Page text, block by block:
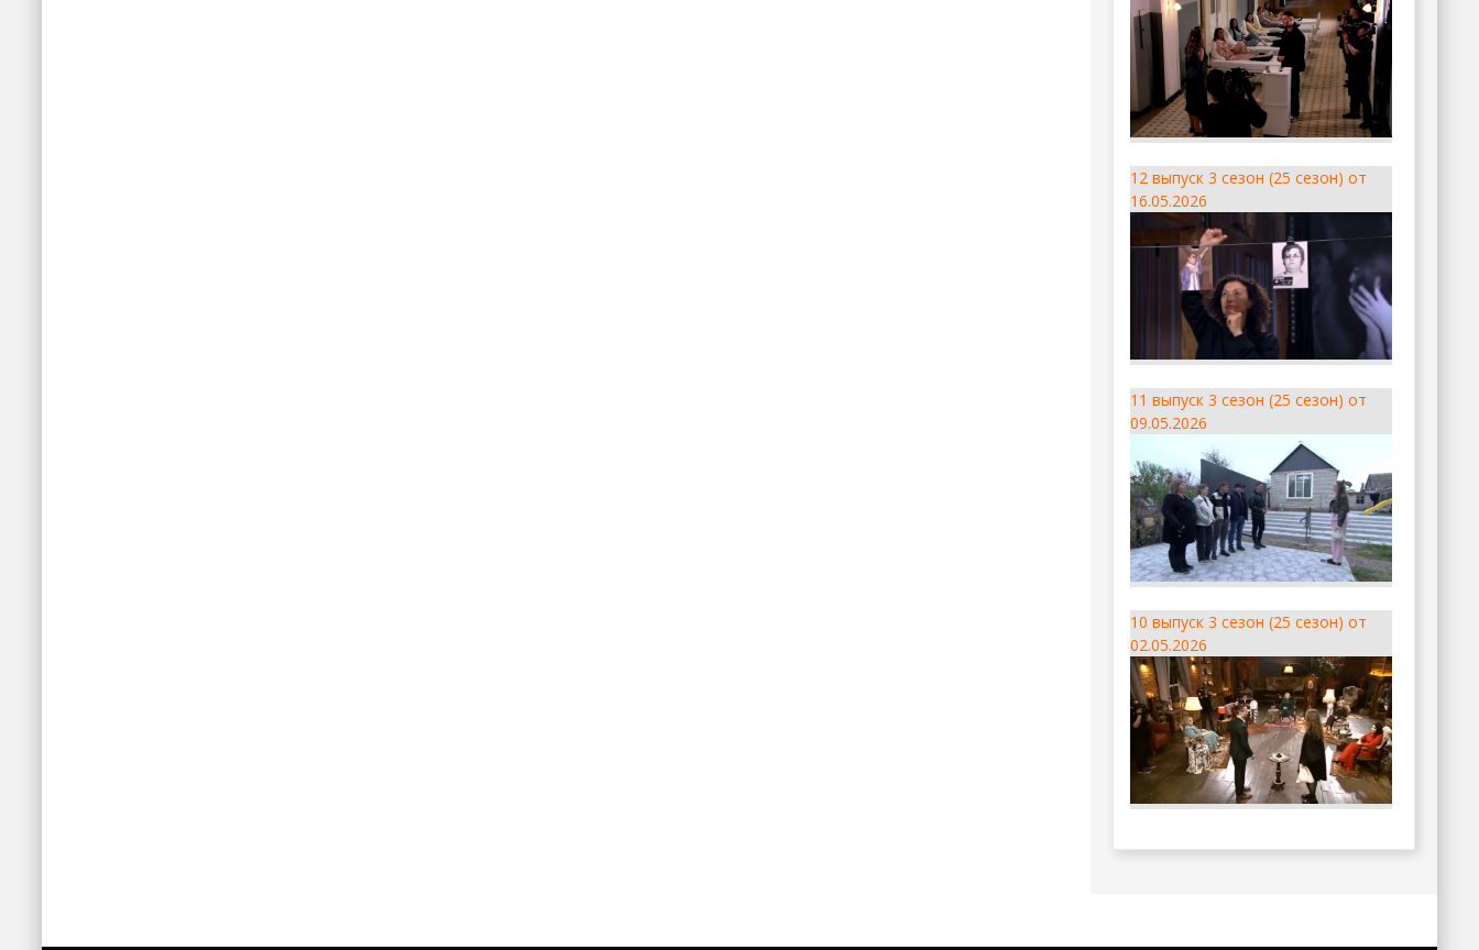
12 выпуск 3 сезон (25 сезон) от
16.05.2026
11 выпуск 3 сезон (25 сезон) от
09.05.2026
10 выпуск 3 сезон (25 сезон) от
02.05.2026